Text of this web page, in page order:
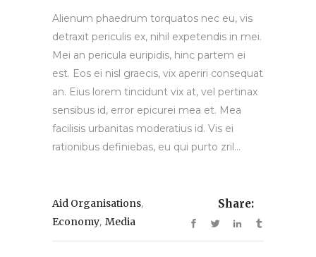
Alienum phaedrum torquatos nec eu, vis
detraxit periculis ex, nihil expetendis in mei.
Mei an pericula euripidis, hinc partem ei
est. Eos ei nisl graecis, vix aperiri consequat
an. Eius lorem tincidunt vix at, vel pertinax
sensibus id, error epicurei mea et. Mea
facilisis urbanitas moderatius id. Vis ei
rationibus definiebas, eu qui purto zril...
Aid Organisations,
Economy, Media
Share: